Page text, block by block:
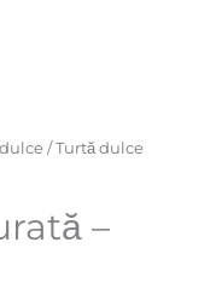
/ Turtă dulce
–